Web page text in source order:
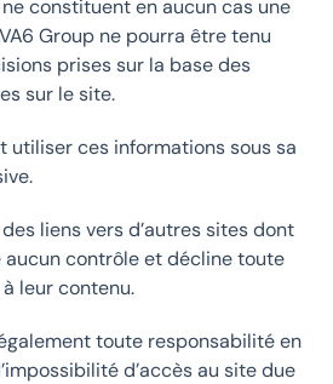
constituent en aucun cas une
Group ne pourra être tenu
prises sur la base des
sur le site.
utiliser ces informations sous sa
liens vers d’autres sites dont
aucun contrôle et décline toute
leur contenu.
toute responsabilité en
d’accès au site due